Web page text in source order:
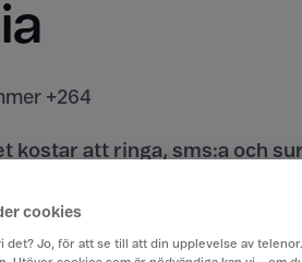
+264
kostar att ringa, sms:a och
Sverige till ett annat land.
cookies
det? Jo, för att se till att din upplevelse av